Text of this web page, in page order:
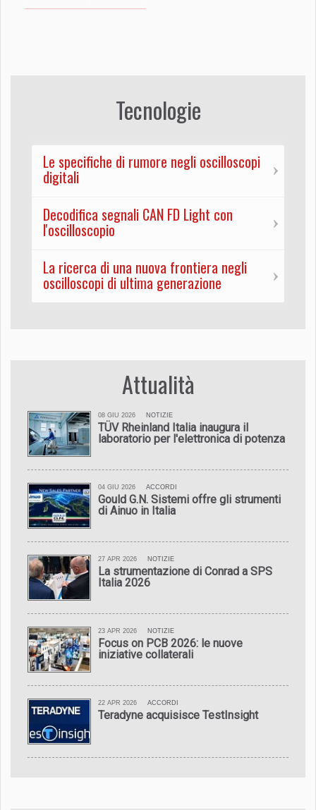
Tecnologie
Le specifiche di rumore negli oscilloscopi
digitali
Decodifica segnali CAN FD Light con
l'oscilloscopio
La ricerca di una nuova frontiera negli
oscilloscopi di ultima generazione
Attualità
08 GIU 2026 NOTIZIE
TÜV Rheinland Italia inaugura il
laboratorio per l'elettronica di potenza
04 GIU 2026 ACCORDI
Gould G.N. Sistemi offre gli strumenti
di Ainuo in Italia
27 APR 2026 NOTIZIE
La strumentazione di Conrad a SPS
Italia 2026
23 APR 2026 NOTIZIE
Focus on PCB 2026: le nuove
iniziative collaterali
22 APR 2026 ACCORDI
Teradyne acquisisce TestInsight